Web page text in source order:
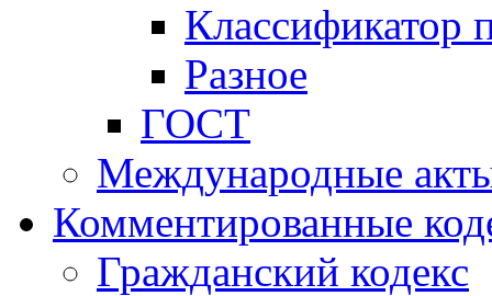
Классификатор
Разное
ГОСТ
Международные
Комментированные
Гражданский кодекс